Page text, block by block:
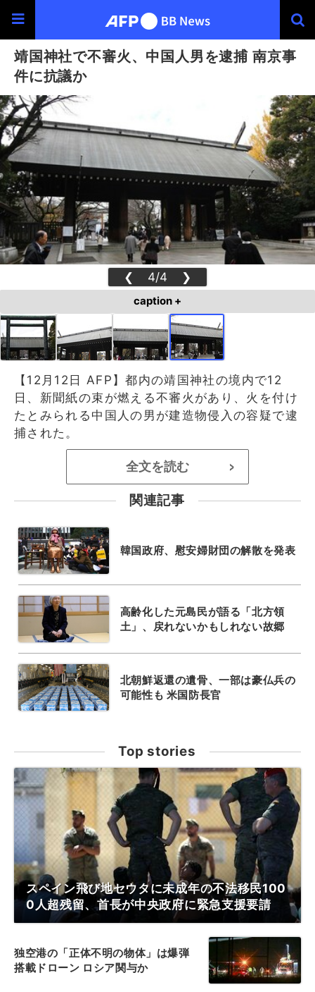
靖国神社で不審火、中国人男を逮捕 南京事
件に抗議か
❮ 4/4 ❯
caption +
【12月12日 AFP】都内の靖国神社の境内で12
日、新聞紙の束が燃える不審火があり、火を付け
たとみられる中国人の男が建造物侵入の容疑で逮
捕された。
全文を読む >
関連記事
韓国政府、慰安婦財団の解散を発表
高齢化した元島民が語る「北方領
土」、戻れないかもしれない故郷
北朝鮮返還の遺骨、一部は豪仏兵の
可能性も 米国防長官
Top stories
スペイン飛び地セウタに未成年の不法移民100
0人超残留、首長が中央政府に緊急支援要請
独空港の「正体不明の物体」は爆弾
搭載ドローン ロシア関与か